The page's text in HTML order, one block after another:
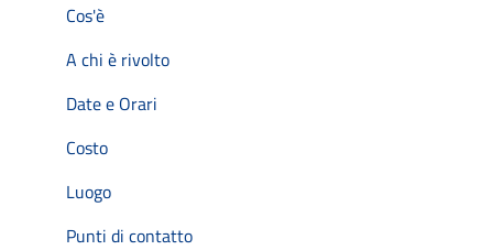
Cos'è
A chi è rivolto
Date e Orari
Costo
Luogo
Punti di contatto